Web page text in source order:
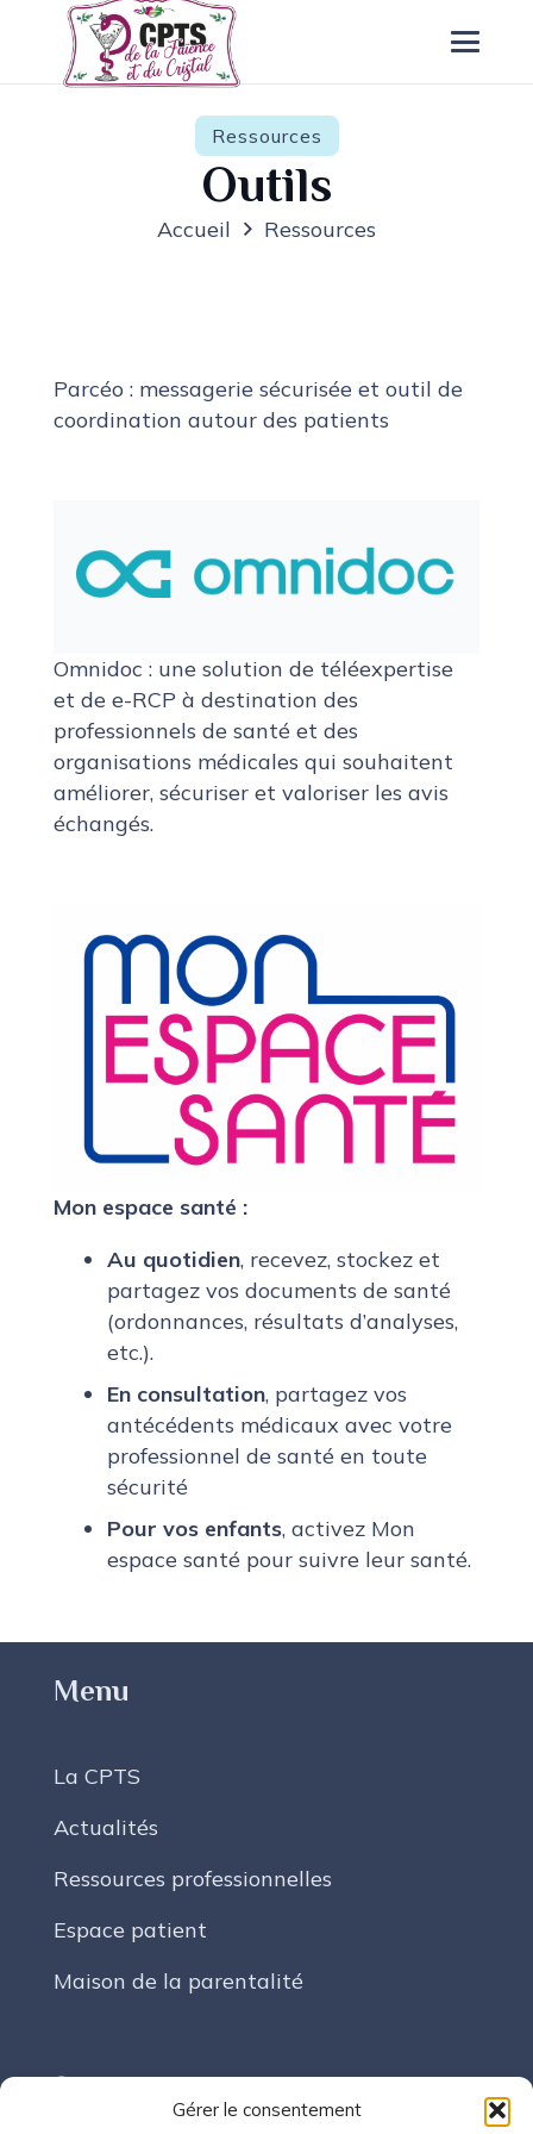
Gérer le consentement
Ressources
Outils
Accueil Ressources
Parcéo : messagerie sécurisée et outil de
coordination autour des patients
Omnidoc : une solution de téléexpertise
et de e-RCP à destination des
professionnels de santé et des
organisations médicales qui souhaitent
améliorer, sécuriser et valoriser les avis
échangés.
Mon espace santé :
Au quotidien, recevez, stockez et
partagez vos documents de santé
(ordonnances, résultats d’analyses,
etc.).
En consultation, partagez vos
antécédents médicaux avec votre
professionnel de santé en toute
sécurité
Pour vos enfants, activez Mon
espace santé pour suivre leur santé.
Menu
La CPTS
Actualités
Ressources professionnelles
Espace patient
Maison de la parentalité
Suivez-nous